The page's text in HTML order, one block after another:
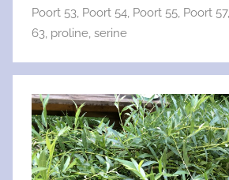
Poort 53 Poort 54 Poort 55 Poort 57,
63 proline serine